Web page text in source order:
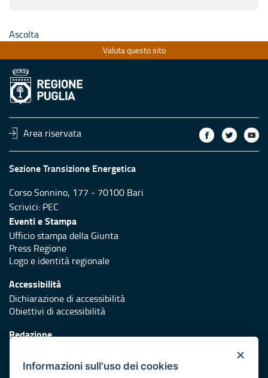
Ascolta
Valuta questo sito
Area riservata
Sezione Transizione Energetica
Corso Sonnino, 177 - 70100 Bari
Scrivici: PEC
Eventi e Stampa
Ufficio stampa della Giunta
Press Regione
Logo e identità regionale
Accessibilità
Dichiarazione di accessibilità
Obiettivi di accessibilità
Redazione
Protezione civile
×
Informazioni sull'uso dei cookies